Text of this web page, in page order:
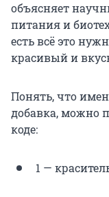
объясняет
питания и
есть всё это
красивый и
Понять, что
добавка, можно
коде:
1 —